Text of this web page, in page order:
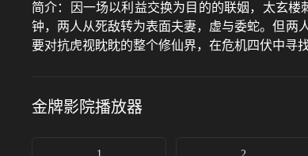
简介：
因一场以利益交换为目的的联姻，太玄
钟，两人从死敌转为表面夫妻，虚与委蛇。但两
要对抗虎视眈眈的整个修仙界，在危机四伏中寻
金牌影院播放器